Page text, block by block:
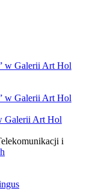
Galerii Art Hol
i